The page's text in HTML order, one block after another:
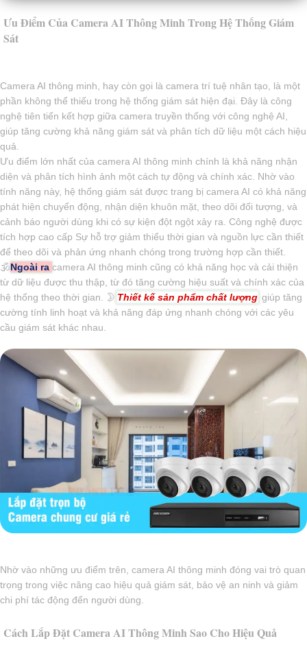
Ưu Điểm Của Camera AI Thông Minh Trong Hệ Thống Giám
Sát
Camera AI thông minh, hay còn gọi là camera trí tuệ nhân tạo, là một
phần không thể thiếu trong hệ thống giám sát hiện đại. Đây là công
nghệ tiên tiến kết hợp giữa camera truyền thống với công nghệ AI,
giúp tăng cường khả năng giám sát và phân tích dữ liệu một cách hiệu
quả.
Ưu điểm lớn nhất của camera AI thông minh chính là khả năng nhận
diện và phân tích hình ảnh một cách tự động và chính xác. Nhờ vào
tính năng này, hệ thống giám sát được trang bị camera AI có khả năng
phát hiện chuyển động, nhận diện khuôn mặt, theo dõi đối tượng, và
cảnh báo người dùng khi có sự kiện đột ngột xảy ra. Công nghệ được
tích hợp cao cấp Sự hỗ trợ giảm thiểu thời gian và nguồn lực cần thiết
để theo dõi và phản ứng nhanh chóng trong trường hợp cần thiết.
🕉️Ngoài ra camera AI thông minh cũng có khả năng học và cải thiện
từ dữ liệu được thu thập, từ đó tăng cường hiệu suất và chính xác của
hệ thống theo thời gian. 🌛 Thiết kế sản phẩm chất lượng giúp tăng
cường tính linh hoạt và khả năng đáp ứng nhanh chóng với các yêu
cầu giám sát khác nhau.
Nhờ vào những ưu điểm trên, camera AI thông minh đóng vai trò quan
trọng trong việc nâng cao hiệu quả giám sát, bảo vệ an ninh và giảm
chi phí tác động đến người dùng.
Cách Lắp Đặt Camera AI Thông Minh Sao Cho Hiệu Quả